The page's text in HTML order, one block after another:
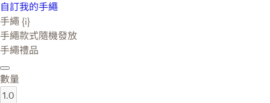
自訂我的手繩
手繩 {i}
手繩款式隨機發放
手繩禮品
數量